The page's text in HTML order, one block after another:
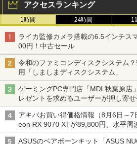
アクセスランキング
1時間 24時間 1
ライカ監修カメラ搭載の6.5インチス
00円！中古セール
令和のファミコンディスクシステム
用「しましまディスクシステム」
ゲーミングPC専門店「MDL秋葉原店
レゼントを求めるユーザーが押し寄
アキバお買い得価格情報（8月6日～
eon RX 9070 XTが89,800円、水平周
ニターが9,801円、暑さ指数連動セー
ASUSのベアボーンキット「ASUS